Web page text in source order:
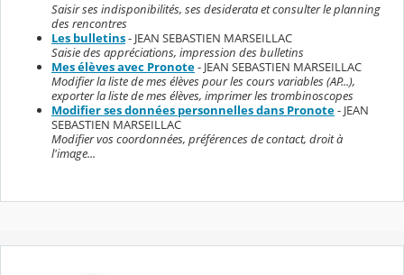
Saisir ses indisponibilités, ses desiderata et consulter le planning
des rencontres
Les bulletins- JEAN SEBASTIEN MARSEILLAC
Saisie des appréciations, impression des bulletins
Mes élèves avec Pronote- JEAN SEBASTIEN MARSEILLAC
Modifier la liste de mes élèves pour les cours variables (AP...),
exporter la liste de mes élèves, imprimer les trombinoscopes
Modifier ses données personnelles dans Pronote- JEAN
SEBASTIEN MARSEILLAC
Modifier vos coordonnées, préférences de contact, droit à
l'image...